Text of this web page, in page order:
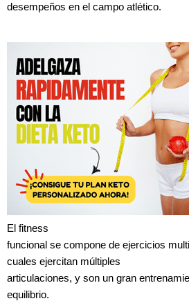
desempeños en el campo atlético.
El fitness
funcional se compone de ejercicios
cuales ejercitan múltiples
articulaciones, y son un gran
equilibrio.